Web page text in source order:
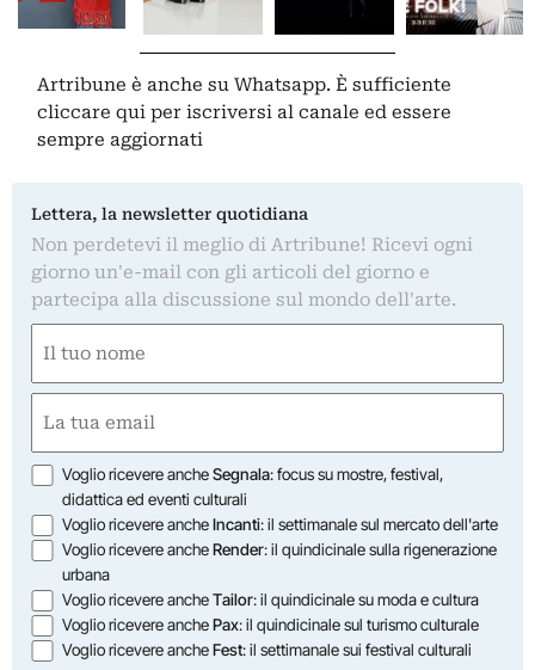
Artribune è anche su Whatsapp. È sufficiente
cliccare qui per iscriversi al canale ed essere
sempre aggiornati
Lettera, la newsletter quotidiana
Non perdetevi il meglio di Artribune! Ricevi ogni
giorno un'e-mail con gli articoli del giorno e
partecipa alla discussione sul mondo dell'arte.
(Required)
First
(Required)
Opzioni
Voglio ricevere ancheSegnala: focus su mostre, festival,
didattica ed eventi culturali
Voglio ricevere ancheIncanti: il settimanale sul mercato dell'arte
Voglio ricevere ancheRender: il quindicinale sulla rigenerazione
urbana
Voglio ricevere ancheTailor: il quindicinale su moda e cultura
Voglio ricevere anchePax: il quindicinale sul turismo culturale
Voglio ricevere ancheFest: il settimanale sui festival culturali